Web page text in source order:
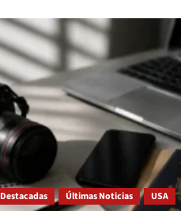
Destacadas Últimas Noticias USA